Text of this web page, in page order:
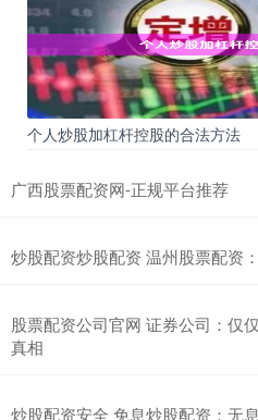
个人炒股加杠杆控股的合法方法
广西股票配资网-正规平台推荐
炒股配资炒股配资 温州股票配资
股票配资公司官网 证券公司：仅
真相
炒股配资安全 免息炒股配资：无